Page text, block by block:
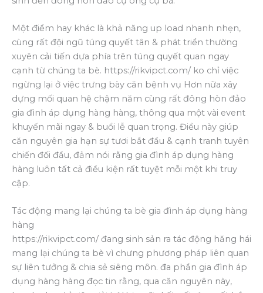
Một điểm hay khác là khả năng up load nhanh nhẹn,
cùng rất đội ngũ túng quyết tân & phát triển thường
xuyên cải tiến dựa phía trên túng quyết quan ngay
cạnh từ chúng ta bè. https://rikvipct.com/ ko chỉ việc
ngừng lại ở việc trưng bày căn bệnh vụ Hơn nữa xây
dựng mối quan hệ chậm năm cùng rất đông hòn đảo
gia đình áp dụng hàng hàng, thông qua một vài event
khuyến mãi ngay & buổi lễ quan trọng. Điều này giúp
căn nguyên gia hạn sự tươi bắt đầu & cạnh tranh tuyên
chiến đối đầu, đảm nói rằng gia đình áp dụng hàng
hàng luôn tất cả điều kiện rất tuyệt mỗi một khi truy
cập.
Tác động mang lại chúng ta bè gia đình áp dụng hàng
hàng
https://rikvipct.com/ đang sinh sản ra tác động hăng hái
mang lại chúng ta bè vì chưng phương pháp liên quan
sự liên tưởng & chia sẻ siêng môn. đa phần gia đình áp
dụng hàng hàng đọc tin rằng, qua căn nguyên này,